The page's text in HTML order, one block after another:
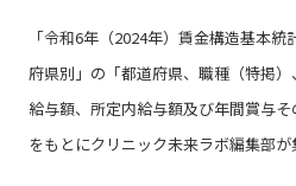
「令和6年（2024年）賃金構造基本
府県別」の「都道府県、職種（特掲
給与額、所定内給与額及び年間賞与そ
をもとにクリニック未来ラボ編集部が